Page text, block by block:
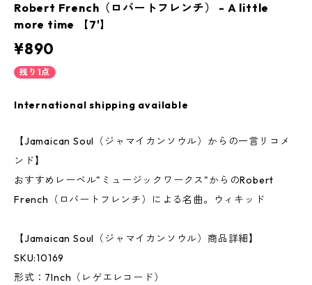
Robert French（ロバートフレンチ） - A little
more time 【7'】
¥890
残り1点
International shipping available
【Jamaican Soul（ジャマイカンソウル）からの一言リコメ
ンド】
おすすめレーベル"ミュージックワークス"からのRobert
French（ロバートフレンチ）による名曲。ウィキッド
【Jamaican Soul（ジャマイカンソウル）商品詳細】
SKU:10169
形式：7Inch（レゲエレコード）